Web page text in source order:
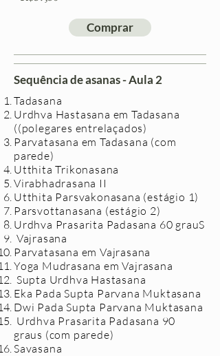
Comprar
Sequência de asanas - Aula 2
Tadasana
Urdhva Hastasana em Tadasana
((polegares entrelaçados)
Parvatasana em Tadasana (com
parede)
Utthita Trikonasana
Virabhadrasana II
Utthita Parsvakonasana (estágio 1)
Parsvottanasana (estágio 2)
Urdhva Prasarita Padasana 60 grauS
Vajrasana
Parvatasana em Vajrasana
Yoga Mudrasana em Vajrasana
Supta Urdhva Hastasana
Eka Pada Supta Parvana Muktasana
Dwi Pada Supta Parvana Muktasana
Urdhva Prasarita Padasana 90
graus (com parede)
Savasana